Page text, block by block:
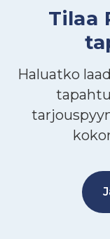
Tilaa
Haluatko